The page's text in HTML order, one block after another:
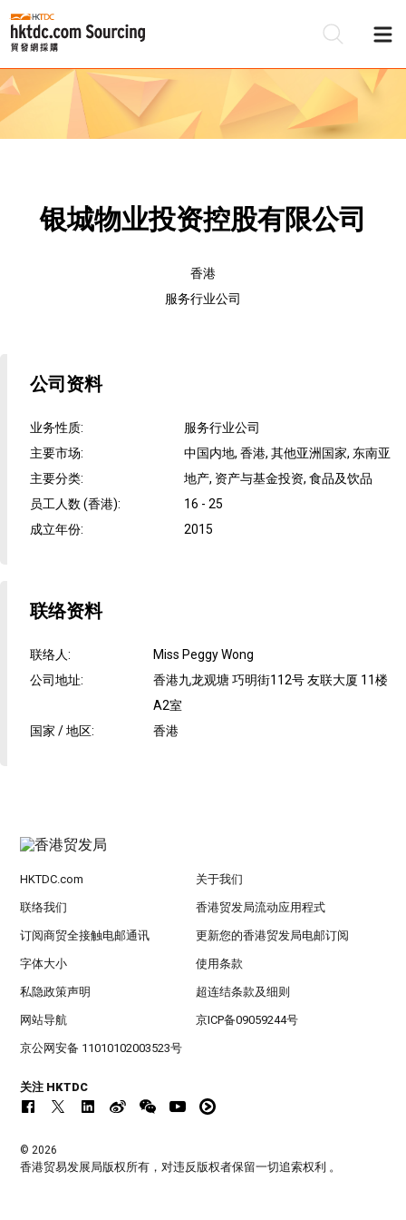
银城物业投资控股有限公司
香港
服务行业公司
公司资料
业务性质:
服务行业公司
主要市场:
中国内地, 香港, 其他亚洲国家, 东南亚
主要分类:
地产, 资产与基金投资, 食品及饮品
员工人数 (香港):
16 - 25
成立年份: 2015
联络资料
联络人:
Miss Peggy Wong
公司地址:
香港九龙观塘 巧明街112号 友联大厦 11楼
A2室
国家 / 地区: 香港
HKTDC.com 关于我们
联络我们 香港贸发局流动应用程式
订阅商贸全接触电邮通讯 更新您的香港贸发局电邮订阅
字体大小 使用条款
私隐政策声明 超连结条款及细则
网站导航 京ICP备09059244号
京公网安备 11010102003523号
关注 HKTDC
© 2026
香港贸易发展局版权所有，对违反版权者保留一切追索权利 。